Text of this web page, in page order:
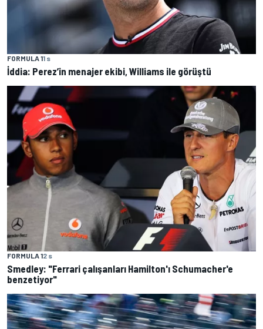
FORMULA 11 s
İddia: Perez’in menajer ekibi, Williams ile görüştü
FORMULA 12 s
Smedley: "Ferrari çalışanları Hamilton'ı Schumacher'e
benzetiyor"